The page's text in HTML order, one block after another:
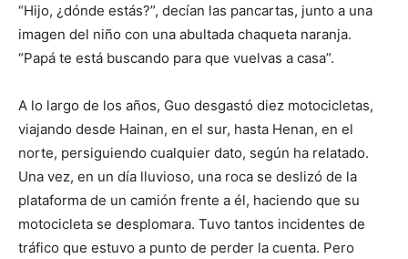
“Hijo, ¿dónde estás?”, decían las pancartas, junto a una
imagen del niño con una abultada chaqueta naranja.
“Papá te está buscando para que vuelvas a casa”.
A lo largo de los años, Guo desgastó diez motocicletas,
viajando desde Hainan, en el sur, hasta Henan, en el
norte, persiguiendo cualquier dato, según ha relatado.
Una vez, en un día lluvioso, una roca se deslizó de la
plataforma de un camión frente a él, haciendo que su
motocicleta se desplomara. Tuvo tantos incidentes de
tráfico que estuvo a punto de perder la cuenta. Pero